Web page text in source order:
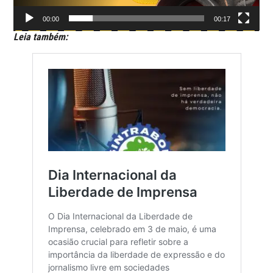
00:00 00:17
Leia também: